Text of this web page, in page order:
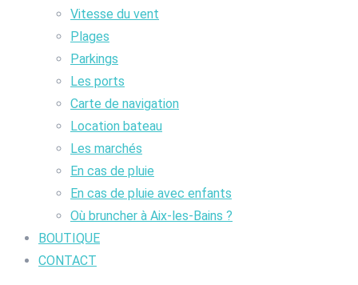
Vitesse du vent
Plages
Parkings
Les ports
Carte de navigation
Location bateau
Les marchés
En cas de pluie
En cas de pluie avec enfants
Où bruncher à Aix-les-Bains ?
BOUTIQUE
CONTACT